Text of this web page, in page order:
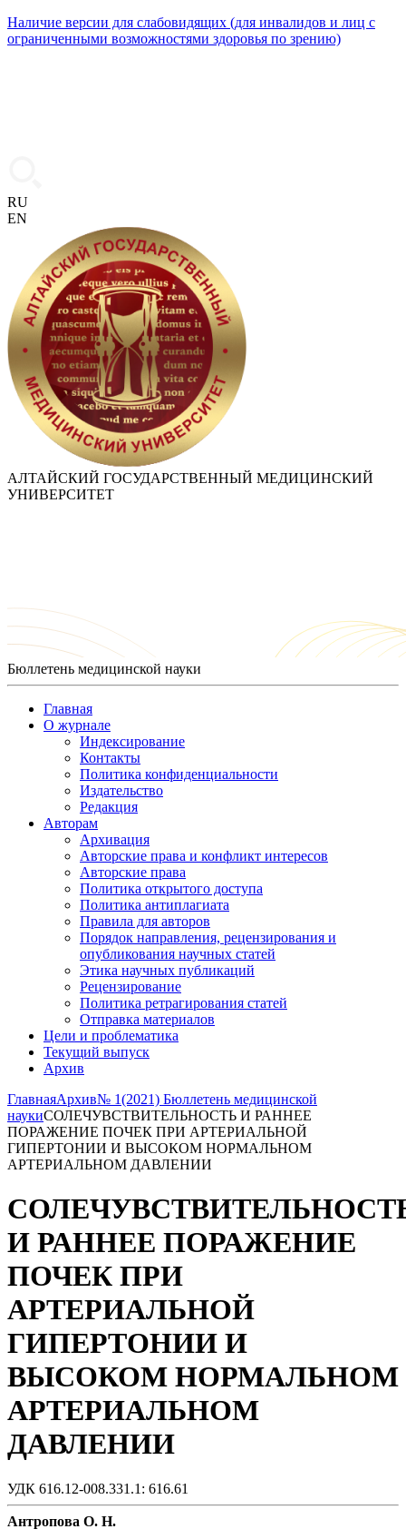
Наличие версии для слабовидящих (для инвалидов и лиц с
ограниченными возможностями здоровья по зрению)
RU
EN
АЛТАЙСКИЙ ГОСУДАРСТВЕННЫЙ МЕДИЦИНСКИЙ
УНИВЕРСИТЕТ
Бюллетень медицинской науки
Главная
О журнале
Индексирование
Контакты
Политика конфиденциальности
Издательство
Редакция
Авторам
Архивация
Авторские права и конфликт интересов
Авторские права
Политика открытого доступа
Политика антиплагиата
Правила для авторов
Порядок направления, рецензирования и
опубликования научных статей
Этика научных публикаций
Рецензирование
Политика ретрагирования статей
Отправка материалов
Цели и проблематика
Текущий выпуск
Архив
ГлавнаяАрхив№ 1(2021) Бюллетень медицинской
наукиСОЛЕЧУВСТВИТЕЛЬНОСТЬ И РАННЕЕ
ПОРАЖЕНИЕ ПОЧЕК ПРИ АРТЕРИАЛЬНОЙ
ГИПЕРТОНИИ И ВЫСОКОМ НОРМАЛЬНОМ
АРТЕРИАЛЬНОМ ДАВЛЕНИИ
И РАННЕЕ ПОРАЖЕНИЕ
ПОЧЕК ПРИ
АРТЕРИАЛЬНОЙ
ГИПЕРТОНИИ И
ВЫСОКОМ НОРМАЛЬНОМ
АРТЕРИАЛЬНОМ
ДАВЛЕНИИ
УДК 616.12-008.331.1: 616.61
Антропова О. Н.